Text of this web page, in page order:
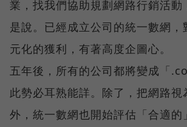
業，找我們協助規劃網路行銷活動
是說。已經成立公司的統一數網，
元化的獲利，有著高度企圖心。
五年後，所有的公司都將變成「
此勢必耳熟能詳。除了，把網路視
外，統一數網也開始評估「合適的